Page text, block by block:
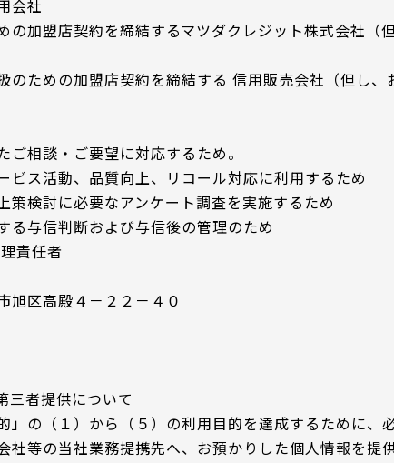
会社
加盟店契約を締結するマツダクレジット株式会社（
ための加盟店契約を締結する 信用販売会社（但し、
相談・ご要望に対応するため。
ス活動、品質向上、リコール対応に利用するため
検討に必要なアンケート調査を実施するため
与信判断および与信後の管理のため
責任者
区高殿４－２２－４０
三者提供について
の（１）から（５）の利用目的を達成するために、
社等の当社業務提携先へ、お預かりした個人情報を提